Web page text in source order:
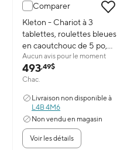
Comparer
Image du produit: Kleton -
Kleton - Chariot à 3
tablettes, roulettes bleues
en caoutchouc de 5 po,
24 larg. x 36 prof. x 36
haut. (po)
Aucun avis pour le moment
493,49$
Chac.
Livraison non disponible à
L4B 4M6
Non vendu en magasin
Voir les détails